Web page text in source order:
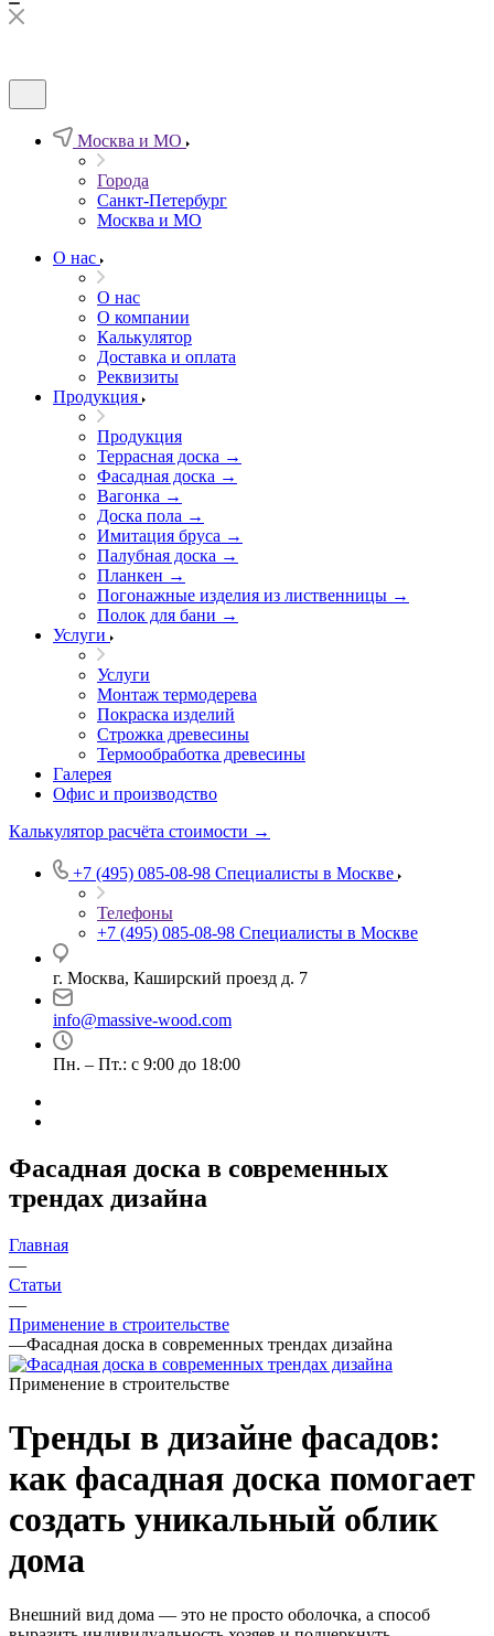
Москва и МО
Города
Санкт-Петербург
Москва и МО
О нас
О нас
О компании
Калькулятор
Доставка и оплата
Реквизиты
Продукция
Продукция
Террасная доска →
Фасадная доска →
Вагонка →
Доска пола →
Имитация бруса →
Палубная доска →
Планкен →
Погонажные изделия из лиственницы →
Полок для бани →
Услуги
Услуги
Монтаж термодерева
Покраска изделий
Строжка древесины
Термообработка древесины
Галерея
Офис и производство
Калькулятор расчёта стоимости →
+7 (495) 085-08-98 Специалисты в Москве
Телефоны
+7 (495) 085-08-98 Специалисты в Москве
г. Москва, Каширский проезд д. 7
info@massive-wood.com
Пн. – Пт.: с 9:00 до 18:00
Фасадная доска в современных
трендах дизайна
Главная
—
Статьи
—
Применение в строительстве
—Фасадная доска в современных трендах дизайна
Применение в строительстве
Тренды в дизайне фасадов:
как фасадная доска помогает
создать уникальный облик
дома
Внешний вид дома — это не просто оболочка, а способ